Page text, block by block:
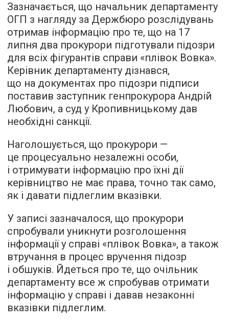
Зазначається, що начальник департаменту
ОГП з нагляду за Держбюро розслідувань
отримав інформацію про те, що на 17
липня два прокурори підготували підозри
для всіх фігурантів справи «плівок Вовка».
Керівник департаменту дізнався,
що на документах про підозри підписи
поставив заступник генпрокурора Андрій
Любович, а суд у Кропивницькому дав
необхідні санкції.
Наголошується, що прокурори —
це процесуально незалежні особи,
і отримувати інформацію про їхні дії
керівництво не має права, точно так само,
як і давати підлеглим вказівки.
У записі зазначалося, що прокурори
спробували уникнути розголошення
інформації у справі «плівок Вовка», а також
втручання в процес вручення підозр
і обшуків. Йдеться про те, що очільник
департаменту все ж спробував отримати
інформацію у справі і давав незаконні
вказівки підлеглим.